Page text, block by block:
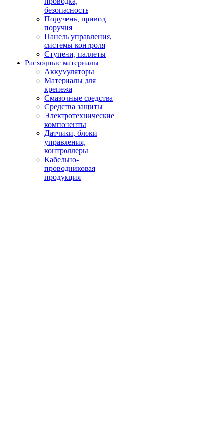
безопасность
Поручень, привод
поручня
Панель управления,
системы контроля
Ступени, паллеты
Расходные материалы
Аккумуляторы
Материалы для
крепежа
Смазочные средства
Средства защиты
Электротехнические
компоненты
Датчики, блоки
управления,
контроллеры
Кабельно-
проводниковая
продукция